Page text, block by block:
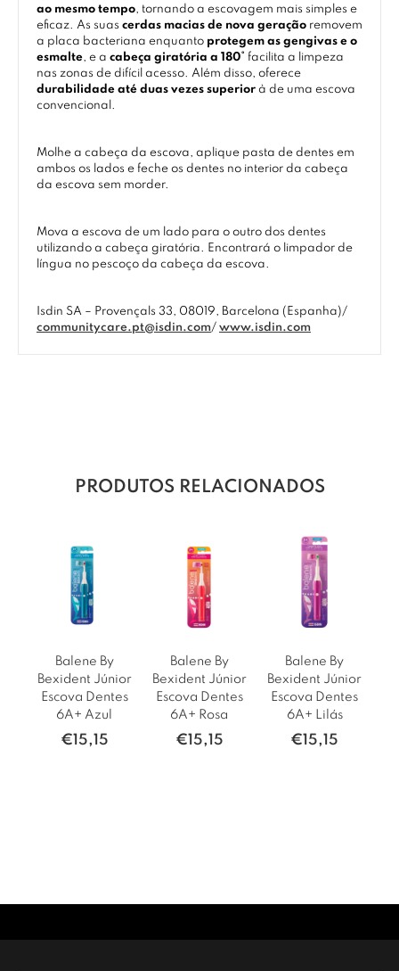
ao mesmo tempo, tornando a escovagem mais simples e
eficaz. As suas cerdas macias de nova geração removem
a placa bacteriana enquanto protegem as gengivas e o
esmalte, e a cabeça giratória a 180° facilita a limpeza
nas zonas de difícil acesso. Além disso, oferece
durabilidade até duas vezes superior à de uma escova
convencional.
Molhe a cabeça da escova, aplique pasta de dentes em
ambos os lados e feche os dentes no interior da cabeça
da escova sem morder.
Mova a escova de um lado para o outro dos dentes
utilizando a cabeça giratória. Encontrará o limpador de
língua no pescoço da cabeça da escova.
Isdin SA – Provençals 33, 08019, Barcelona (Espanha)/
communitycare.pt@isdin.com/ www.isdin.com
PRODUTOS RELACIONADOS
Balene By
Bexident Júnior
Escova Dentes
6A+ Azul
€15,15
Balene By
Bexident Júnior
Escova Dentes
6A+ Rosa
€15,15
Balene By
Bexident Júnior
Escova Dentes
6A+ Lilás
€15,15